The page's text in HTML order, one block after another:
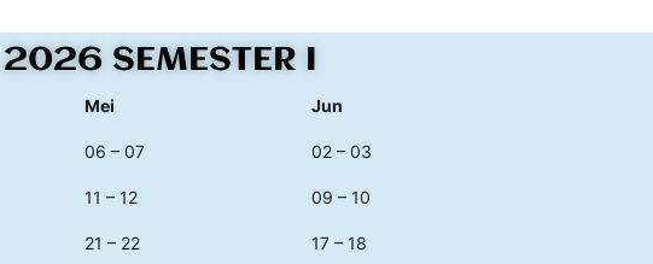
SEMESTER I
Mei Jun
06 – 07 02 – 03
11 – 12 09 – 10
21 – 22 17 – 18